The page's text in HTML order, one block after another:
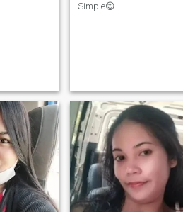
Simple😊